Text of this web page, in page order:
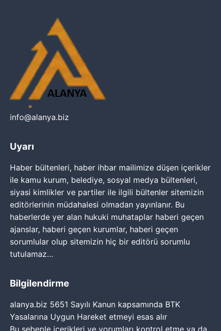
info@alanya.biz
Uyarı
Haber bültenleri, haber ihbar mailimize düşen içerikler
ile kamu kurum, belediye, sosyal medya bültenleri,
siyasi kimlikler ve partiler ile ilgili bültenler sitemizin
editörlerinin müdahalesi olmadan yayınlanır. Bu
haberlerde yer alan hukuki muhataplar haberi geçen
ajanslar, haberi geçen kurumlar, haberi geçen
sorumlular olup sitemizin hiç bir editörü sorumlu
tutulamaz…
Bilgilendirme
alanya.biz 5651 Sayılı Kanun kapsamında BTK
Yasalarına Uygun Hareket etmeyi esas alır
Bu sebeple içerikleri ve yorumları kontrol etme ya da